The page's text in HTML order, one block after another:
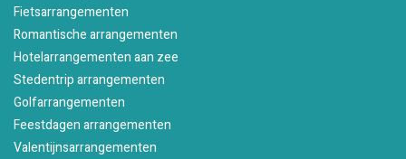
Fietsarrangementen
Romantische arrangementen
Hotelarrangementen aan zee
Stedentrip arrangementen
Golfarrangementen
Feestdagen arrangementen
Valentijnsarrangementen